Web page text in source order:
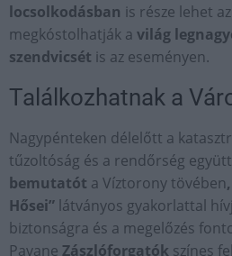
locsolkodásban is része lehet
megkóstolhatják a világ
szendvicsét is az eseményen.
Találkozhatnak a
Nagypénteken délelőtt a
tűzoltóság és a rendőrség
bemutatót a Víztorony tövében,
Hősei” látványos gyakorlattal
biztonságra és a megelőzés
Pavane Zászlóforgatók színes